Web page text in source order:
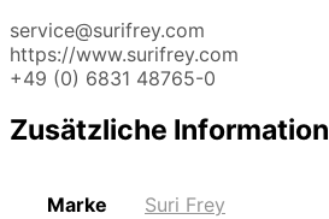
service@surifrey.com
https://www.surifrey.com
+49 (0) 6831 48765-0
Zusätzliche Information
Marke Suri Frey